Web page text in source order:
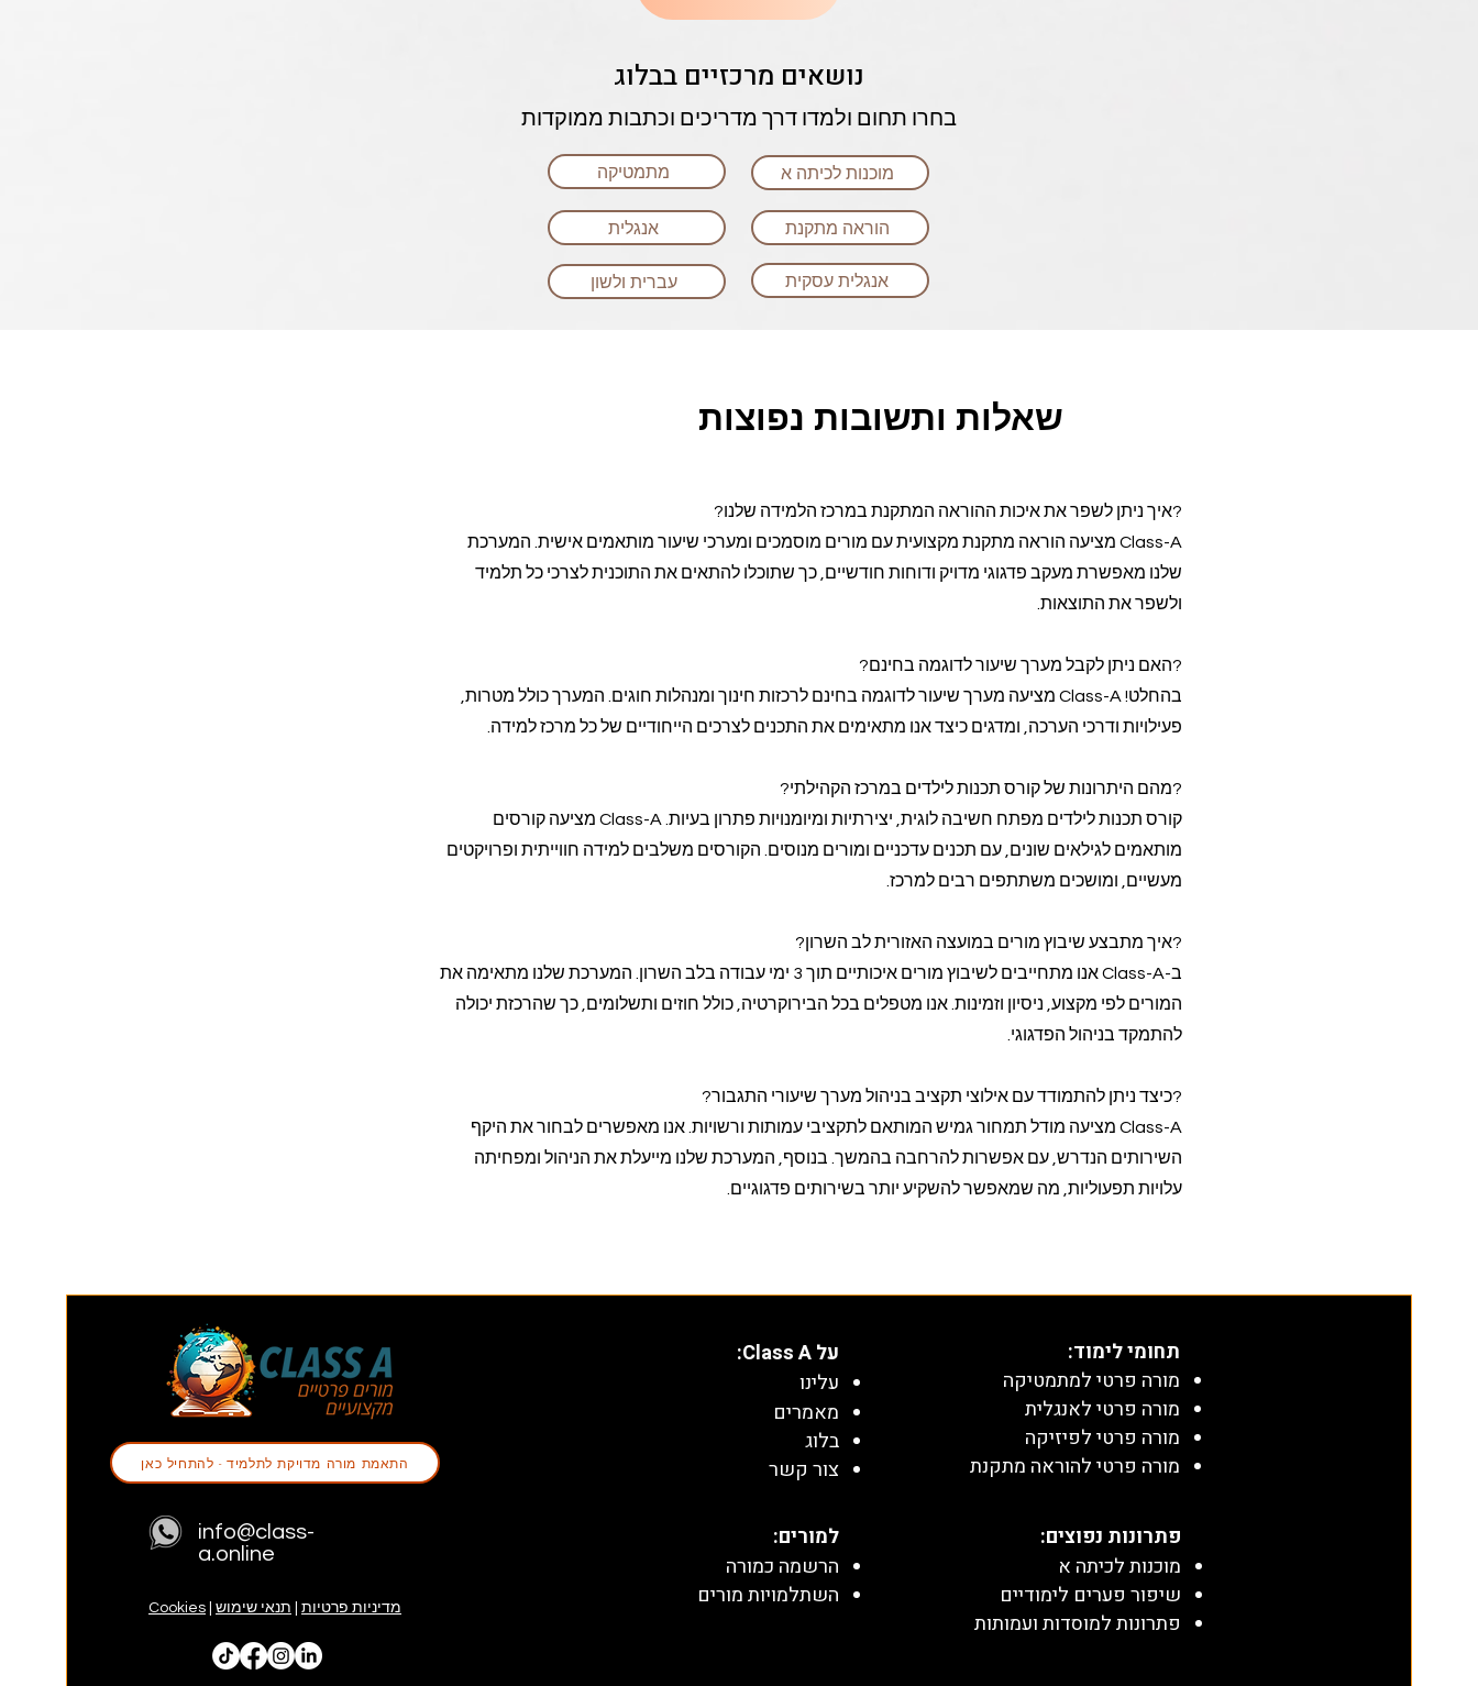
נושאים מרכזיים בבלוג
בחרו תחום ולמדו דרך מדריכים וכתבות ממוקדות
מוכנות לכיתה א מתמטיקה
הוראה מתקנת
אנגלית עסקית
אנגלית
עברית ולשון
שאלות ותשובות נפוצות
?איך ניתן לשפר את איכות ההוראה המתקנת במרכז הלמידה שלנו?
Class-A מציעה הוראה מתקנת מקצועית עם מורים מוסמכים ומערכי שיעור מותאמים אישית. המערכת
שלנו מאפשרת מעקב פדגוגי מדויק ודוחות חודשיים, כך שתוכלו להתאים את התוכנית לצרכי כל תלמיד
ולשפר את התוצאות.
?האם ניתן לקבל מערך שיעור לדוגמה בחינם?
בהחלט! Class-A מציעה מערך שיעור לדוגמה בחינם לרכזות חינוך ומנהלות חוגים. המערך כולל מטרות,
פעילויות ודרכי הערכה, ומדגים כיצד אנו מתאימים את התכנים לצרכים הייחודיים של כל מרכז למידה.
?מהם היתרונות של קורס תכנות לילדים במרכז הקהילתי?
קורס תכנות לילדים מפתח חשיבה לוגית, יצירתיות ומיומנויות פתרון בעיות. Class-A מציעה קורסים
מותאמים לגילאים שונים, עם תכנים עדכניים ומורים מנוסים. הקורסים משלבים למידה חווייתית ופרויקטים
מעשיים, ומושכים משתתפים רבים למרכז.
?איך מתבצע שיבוץ מורים במועצה האזורית לב השרון?
ב-Class-A אנו מתחייבים לשיבוץ מורים איכותיים תוך 3 ימי עבודה בלב השרון. המערכת שלנו מתאימה את
המורים לפי מקצוע, ניסיון וזמינות. אנו מטפלים בכל הבירוקרטיה, כולל חוזים ותשלומים, כך שהרכזת יכולה
להתמקד בניהול הפדגוגי.
?כיצד ניתן להתמודד עם אילוצי תקציב בניהול מערך שיעורי התגבור?
Class-A מציעה מודל תמחור גמיש המותאם לתקציבי עמותות ורשויות. אנו מאפשרים לבחור את היקף
השירותים הנדרש, עם אפשרות להרחבה בהמשך. בנוסף, המערכת שלנו מייעלת את הניהול ומפחיתה
עלויות תפעוליות, מה שמאפשר להשקיע יותר בשירותים פדגוגיים.
info@class-
a.online
מדיניות פרטיות תנאי שימוש |
Cookies
התאמת מורה מדויקת לתלמיד - להתחיל כאן
תחומי לימוד:
מורה פרטי למתמטיקה
מורה פרטי לאנגלית
מורה פרטי לפיזיקה
מורה פרטי להוראה מתקנת
​פתרונות נפוצים:
מוכנות לכיתה א
שיפור פערים לימודיים
פתרונות למוסדות ועמותות
על Class A:
עלינו
מאמרים
בלוג
צור קשר
למורים:
הרשמה כמורה
השתלמויות מורים